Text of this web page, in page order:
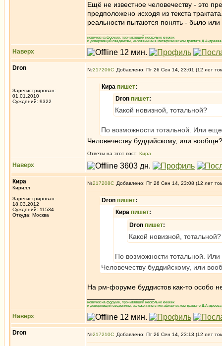
Ещё не известное человечеству - это
предположено исходя из текста
реальности пытаются понять - было
новичок на форуме, прочитавший несколько книжек
и доверяющий сведениям, изложенным в метафизическом трактате
Наверх
Dron
Зарегистрирован:
01.01.2010
Суждений: 9322
№217206 Добавлено: Пт 26 Сен 14, 23:01 (12 лет
Кира пишет:
Dron пишет:
Какой новизной, тотальной?
По возможности тотальной. Или еще
Человечеству буддийскому, или вообще?
Ответы на этот пост: Кира
Наверх
Кира
Кирилл
Зарегистрирован:
18.03.2012
Суждений: 11534
Откуда: Москва
№217208 Добавлено: Пт 26 Сен 14, 23:08 (12 лет
Dron пишет:
Кира пишет:
Dron пишет:
Какой новизной, тотальной?
По возможности тотальной.
Человечеству буддийскому, или
На рм-форуме буддистов как-то особо
новичок на форуме, прочитавший несколько книжек
и доверяющий сведениям, изложенным в метафизическом трактате
Наверх
Dron №217210 Добавлено: Пт 26 Сен 14, 23:13 (12 лет